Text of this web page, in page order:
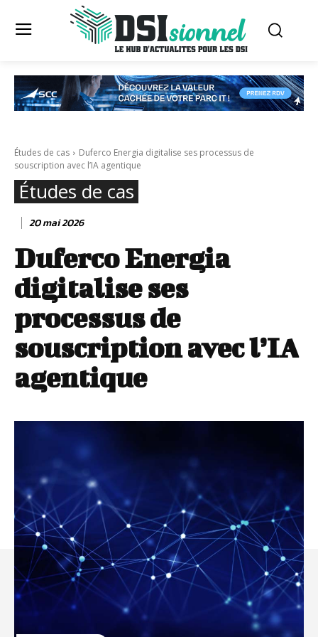
Études de cas
Duferco Energia digitalise ses processus de
souscription avec l’IA agentique
Études de cas
20 mai 2026
Duferco Energia
digitalise ses
processus de
souscription avec l’IA
agentique